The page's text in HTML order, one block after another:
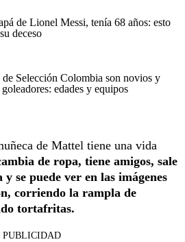
de Lionel Messi, tenía 68 años: esto
deceso
de Selección Colombia son novios y
edades y equipos
de Mattel tiene una vida
de ropa, tiene amigos, sale
se puede ver en las imágenes
corriendo la rampla de
tortafritas.
PUBLICIDAD